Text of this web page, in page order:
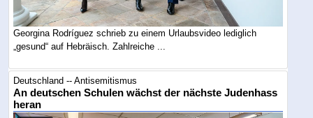
Georgina Rodríguez schrieb zu einem Urlaubsvideo lediglich
„gesund“ auf Hebräisch. Zahlreiche ...
Deutschland -- Antisemitismus
An deutschen Schulen wächst der nächste Judenhass
heran